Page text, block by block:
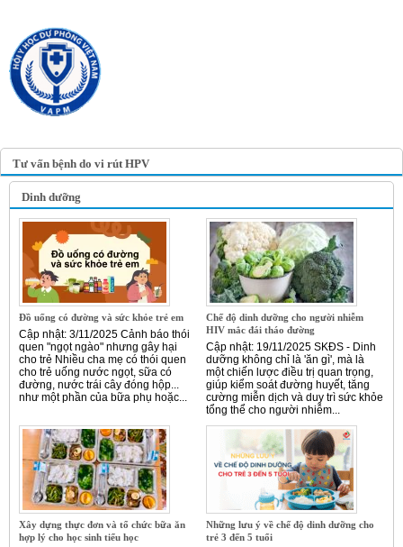
Tư vấn bệnh do vi rút HPV
Dinh dưỡng
Đồ uống có đường và sức khỏe trẻ em
Cập nhật: 3/11/2025 Cảnh báo thói
quen "ngọt ngào" nhưng gây hại
cho trẻ Nhiều cha mẹ có thói quen
cho trẻ uống nước ngọt, sữa có
đường, nước trái cây đóng hộp...
như một phần của bữa phụ hoặc...
Chế độ dinh dưỡng cho người nhiễm
HIV mắc đái tháo đường
Cập nhật: 19/11/2025 SKĐS - Dinh
dưỡng không chỉ là 'ăn gì', mà là
một chiến lược điều trị quan trọng,
giúp kiểm soát đường huyết, tăng
cường miễn dịch và duy trì sức khỏe
tổng thể cho người nhiễm...
Xây dựng thực đơn và tổ chức bữa ăn
hợp lý cho học sinh tiểu học
Những lưu ý về chế độ dinh dưỡng cho
trẻ 3 đến 5 tuổi